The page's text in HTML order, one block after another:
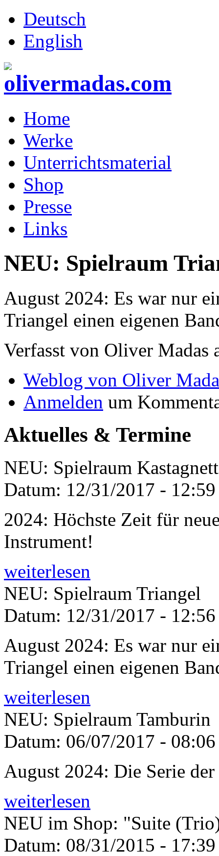
Deutsch
English
Home
Werke
Unterrichtsmaterial
Shop
Presse
Links
NEU: Spielraum
August 2024: Es war nur
Triangel einen eigenen
Verfasst von Oliver Madas
Weblog von Oliver
Anmelden um
Aktuelles & Termine
NEU: Spielraum
Datum: 12/31/2017 - 12:59
2024: Höchste Zeit für
Instrument!
weiterlesen
NEU: Spielraum Triangel
Datum: 12/31/2017 - 12:56
August 2024: Es war nur
Triangel einen eigenen
weiterlesen
NEU: Spielraum Tamburin
Datum: 06/07/2017 - 08:06
August 2024: Die Serie
weiterlesen
NEU im Shop: "Suite
Datum: 08/31/2015 - 17:39